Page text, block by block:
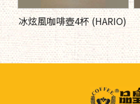
冰炫風咖啡壺4杯 (HARIO)